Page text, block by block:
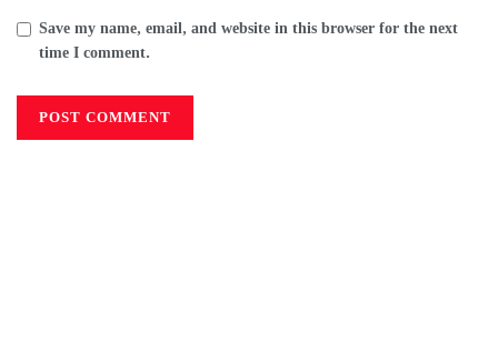
Save my name, email, and website in this browser for the next
time I comment.